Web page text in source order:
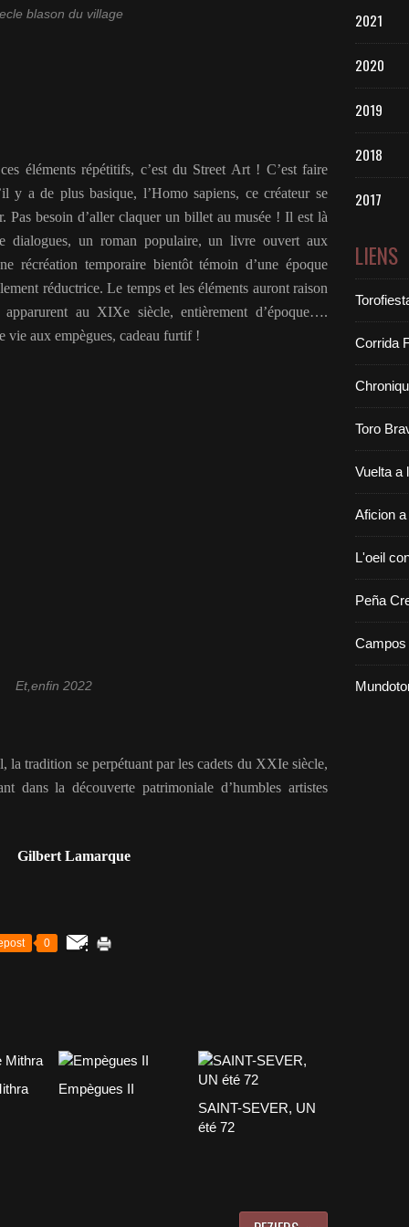
blason du village
répétitifs, c’est du Street Art ! C’est faire
y a de plus basique, l’Homo sapiens, ce créateur se
Pas besoin d’aller claquer un billet au musée ! Il est là
dialogues, un roman populaire, un livre ouvert aux
récréation temporaire bientôt témoin d’une époque
réductrice. Le temps et les éléments auront raison
au XIXe siècle, entièrement d’époque….
vie aux empègues, cadeau furtif !
Et,enfin 2022
tradition se perpétuant par les cadets du XXIe siècle,
dans la découverte patrimoniale d’humbles artistes
Gilbert Lamarque
0
Empègues II
SAINT-SEVER, UN
été 72
2021
2020
2019
2018
2017
LIENS
Corrida
Toro
Vuelta a
Aficion
L'oeil
Peña